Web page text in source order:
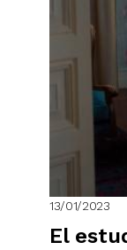
13/01/2023
El